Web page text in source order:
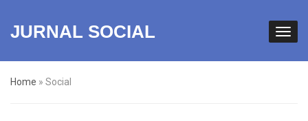
JURNAL SOCIAL
Home » Social